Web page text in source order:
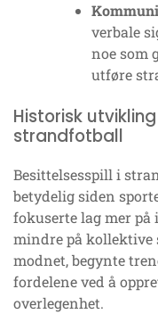
verbale
noe som
utføre
Historisk
strandfotball
Besittelsesspill i
betydelig siden
fokuserte lag mer
mindre på kollektive
modnet, begynte
fordelene ved å
overlegenhet.